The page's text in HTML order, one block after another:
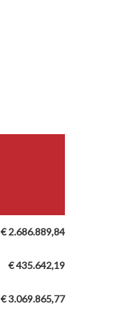
€ 2.686.889,84
€ 435.642,19
€ 3.069.865,77